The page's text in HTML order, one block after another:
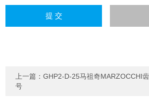
上一篇：GHP2-D-25马祖奇MARZOCCHI
号